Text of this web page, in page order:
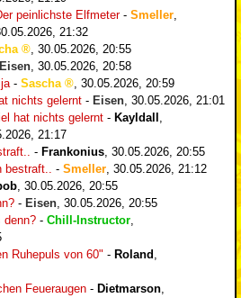
peinlichste Elfmeter- Smeller,
21:32
, 30.05.2026, 20:55
Eisen, 30.05.2026, 20:58
- Sascha , 30.05.2026, 20:59
nichts gelernt - Eisen, 30.05.2026, 21:01
hat nichts gelernt - Kayldall ,
21:17
- Frankonius, 30.05.2026, 20:55
bestraft.. - Smeller, 30.05.2026, 21:12
, 30.05.2026, 20:55
- Eisen, 30.05.2026, 20:55
denn? - Chill-Instructor,
Ruhepuls von 60" - Roland ,
Feueraugen - Dietmarson,